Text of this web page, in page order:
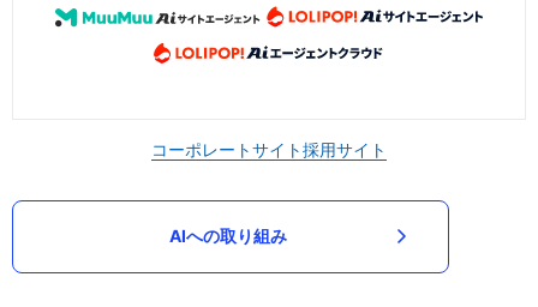
コーポレートサイト採用サイト
AIへの取り組み